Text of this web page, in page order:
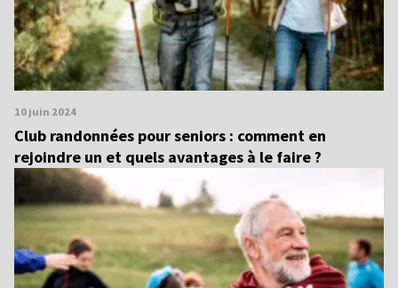
10 juin 2024
Club randonnées pour seniors : comment en
rejoindre un et quels avantages à le faire ?